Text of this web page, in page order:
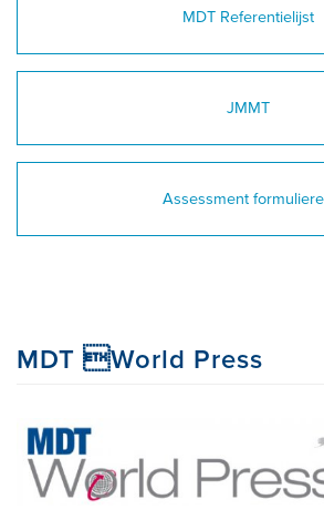
INFO VOOR VERWIJZERS
WIJZIGEN GEGEVENS
WORDT EEN CREDENTIAL
GEDIPLOMEERD
INTERNATIONAAL
MDT Referentielijst
JMMT
Assessment
MDT World Press